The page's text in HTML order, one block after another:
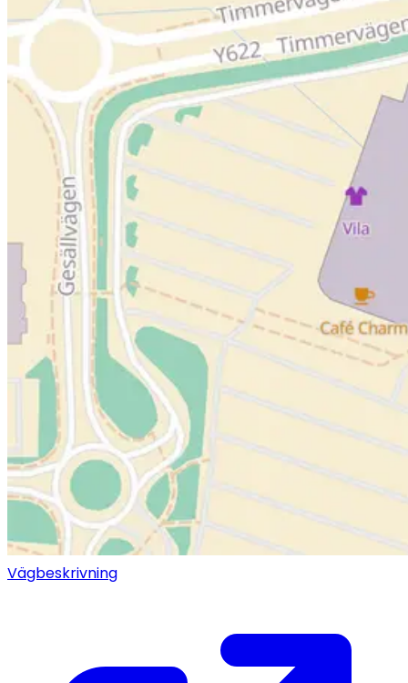
Vägbeskrivning